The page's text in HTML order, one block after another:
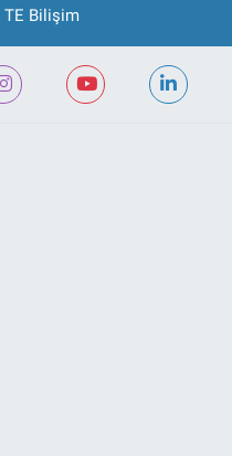
TE Bilişim